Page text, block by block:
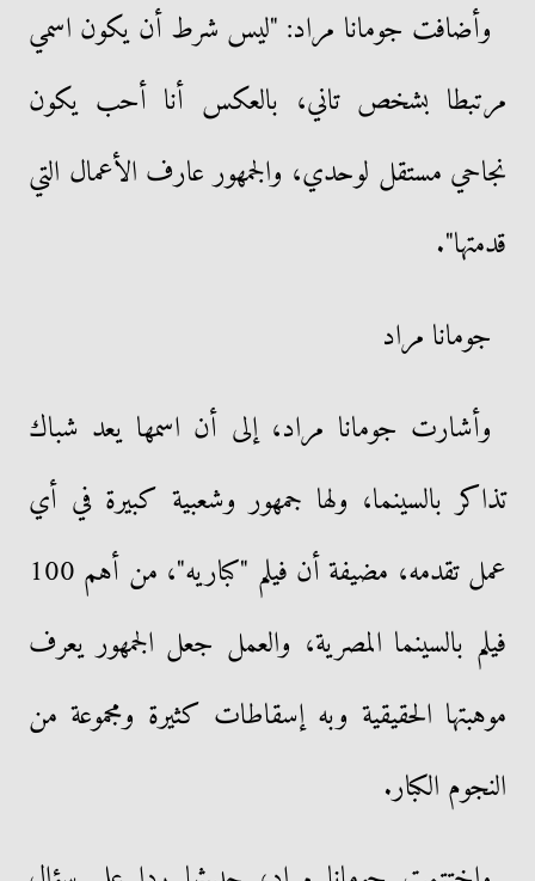
وأضافت جومانا مراد: "ليس شرط أن يكون اسمي
مرتبطا بشخص تاني، بالعكس أنا أحب يكون
نجاحي مستقل لوحدي، والجمهور عارف الأعمال التي
قدمتها".
جومانا مراد
وأشارت جومانا مراد، إلى أن اسمها يعد شباك
تذاكر بالسينما، ولها جمهور وشعبية كبيرة في أي
عمل تقدمه، مضيفة أن فيلم "كباريه"، من أهم 100
فيلم بالسينما المصرية، والعمل جعل الجمهور يعرف
موهبتها الحقيقية وبه إسقاطات كثيرة ومجموعة من
النجوم الكبار.